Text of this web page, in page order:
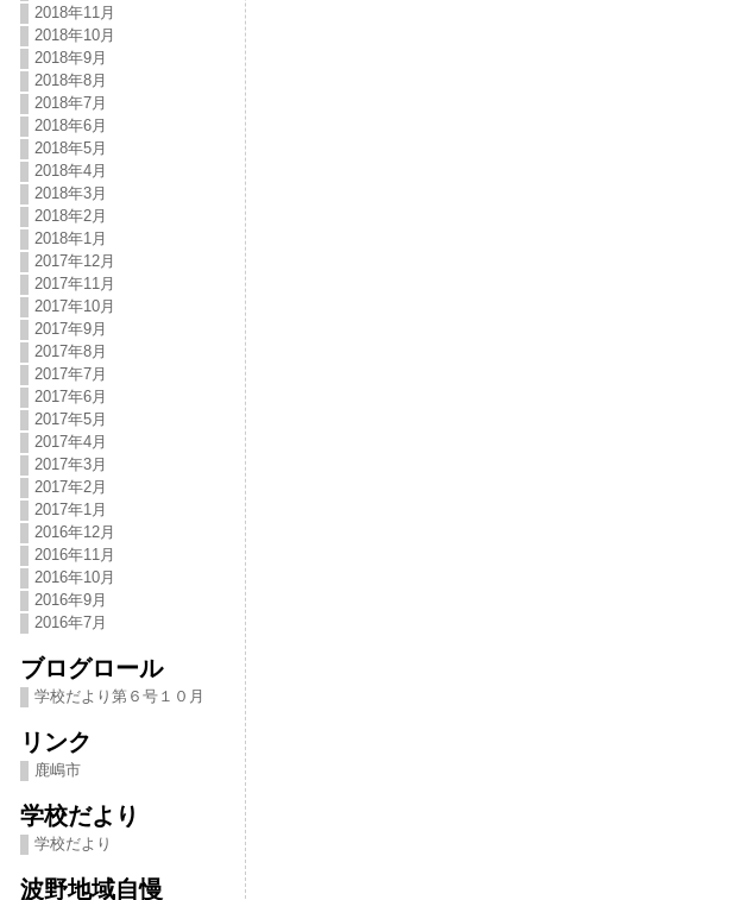
2018年11月
2018年10月
2018年9月
2018年8月
2018年7月
2018年6月
2018年5月
2018年4月
2018年3月
2018年2月
2018年1月
2017年12月
2017年11月
2017年10月
2017年9月
2017年8月
2017年7月
2017年6月
2017年5月
2017年4月
2017年3月
2017年2月
2017年1月
2016年12月
2016年11月
2016年10月
2016年9月
2016年7月
ブログロール
学校だより第６号１０月
リンク
鹿嶋市
学校だより
学校だより
波野地域自慢